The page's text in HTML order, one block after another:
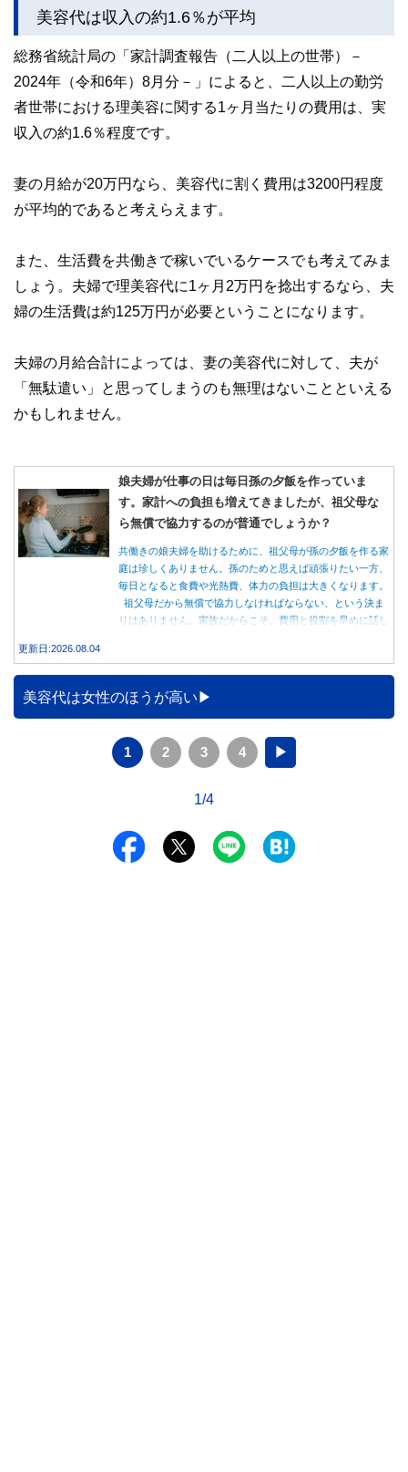
美容代は収入の約1.6％が平均
総務省統計局の「家計調査報告（二人以上の世帯）－
2024年（令和6年）8月分－」によると、二人以上の勤労
者世帯における理美容に関する1ヶ月当たりの費用は、実
収入の約1.6％程度です。
妻の月給が20万円なら、美容代に割く費用は3200円程度
が平均的であると考えらえます。
また、生活費を共働きで稼いでいるケースでも考えてみま
しょう。夫婦で理美容代に1ヶ月2万円を捻出するなら、夫
婦の生活費は約125万円が必要ということになります。
夫婦の月給合計によっては、妻の美容代に対して、夫が
「無駄遣い」と思ってしまうのも無理はないことといえる
かもしれません。
娘夫婦が仕事の日は毎日孫の夕飯を作っていま
す。家計への負担も増えてきましたが、祖父母な
ら無償で協力するのが普通でしょうか？
共働きの娘夫婦を助けるために、祖父母が孫の夕飯を作る家
庭は珍しくありません。孫のためと思えば頑張りたい一方、
毎日となると食費や光熱費、体力の負担は大きくなります。
祖父母だから無償で協力しなければならない、という決ま
りはありません。家族だからこそ、費用と役割を早めに話し
更新日:2026.08.04
美容代は女性のほうが高い
1 2 3 4 ▶
1/4